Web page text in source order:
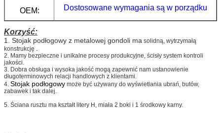
OEM: Dostosowane wymagania są w porządku
Korzyść:
1. Stojak podłogowy z metalowej gondoli ma solidną, wytrzymałą
konstrukcję
2. Mamy bezpieczne i unikalne procesy produkcyjne, ścisły system kontroli
jakości.
3. Dobra obsługa i wysoka jakość mogą zapewnić nam ustanowienie
długoterminowych relacji handlowych z klientami.
4. Stojak podłogowy może być używany do wyświetlania ubrań, butów,
zabawek i tak dalej.
5. Ściana rusztu ma kształt litery H, miała 2 boki i 1 środkowy karny.